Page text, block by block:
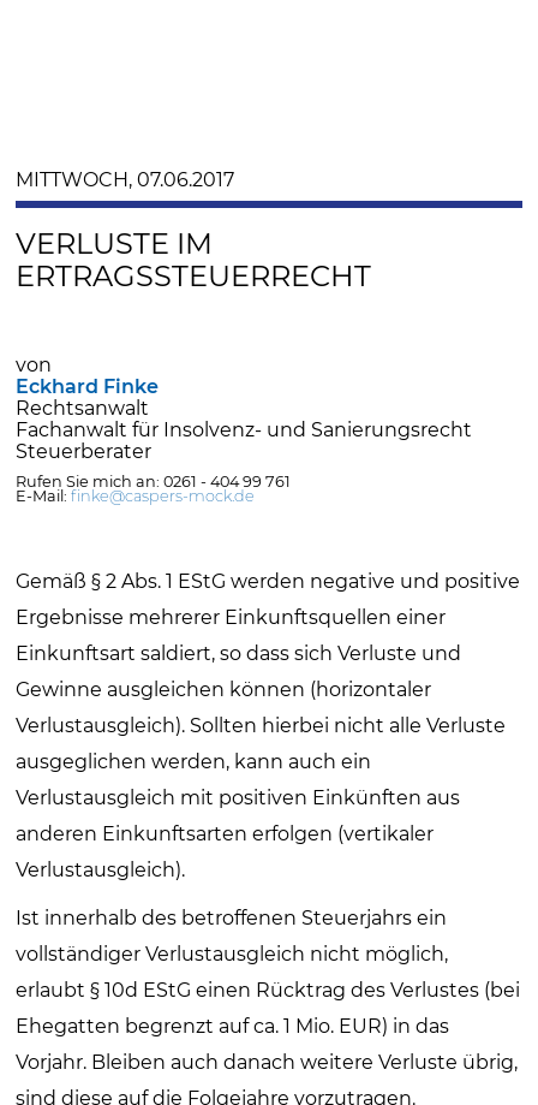
MITTWOCH, 07.06.2017
VERLUSTE IM
ERTRAGSSTEUERRECHT
von
Eckhard Finke
Rechtsanwalt
Fachanwalt für Insolvenz- und Sanierungsrecht
Steuerberater
Rufen Sie mich an: 0261 - 404 99 761
E-Mail:finke@caspers-mock.de
Gemäß § 2 Abs. 1 EStG werden negative und positive
Ergebnisse mehrerer Einkunftsquellen einer
Einkunftsart saldiert, so dass sich Verluste und
Gewinne ausgleichen können (horizontaler
Verlustausgleich). Sollten hierbei nicht alle Verluste
ausgeglichen werden, kann auch ein
Verlustausgleich mit positiven Einkünften aus
anderen Einkunftsarten erfolgen (vertikaler
Verlustausgleich).
Ist innerhalb des betroffenen Steuerjahrs ein
vollständiger Verlustausgleich nicht möglich,
erlaubt § 10d EStG einen Rücktrag des Verlustes (bei
Ehegatten begrenzt auf ca. 1 Mio. EUR) in das
Vorjahr. Bleiben auch danach weitere Verluste übrig,
sind diese auf die Folgejahre vorzutragen.